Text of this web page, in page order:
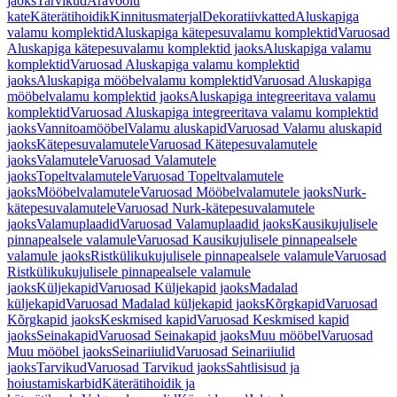
kateKäterätihoidikKinnitusmaterjalDekoratiivkattedAluskapiga
valamu komplektidAluskapiga kätepesuvalamu komplektidVaruosad
Aluskapiga kätepesuvalamu komplektid jaoksAluskapiga valamu
komplektidVaruosad Aluskapiga valamu komplektid
jaoksAluskapiga mööbelvalamu komplektidVaruosad Aluskapiga
mööbelvalamu komplektid jaoksAluskapiga integreeritava valamu
komplektidVaruosad Aluskapiga integreeritava valamu komplektid
jaoksVannitoamööbelValamu aluskapidVaruosad Valamu aluskapid
jaoksKätepesuvalamuteleVaruosad Kätepesuvalamutele
jaoksValamuteleVaruosad Valamutele
jaoksTopeltvalamuteleVaruosad Topeltvalamutele
jaoksMööbelvalamuteleVaruosad Mööbelvalamutele jaoksNurk-
kätepesuvalamuteleVaruosad Nurk-kätepesuvalamutele
jaoksValamuplaadidVaruosad Valamuplaadid jaoksKausikujulisele
pinnapealsele valamuleVaruosad Kausikujulisele pinnapealsele
valamule jaoksRistkülikukujulisele pinnapealsele valamuleVaruosad
Ristkülikukujulisele pinnapealsele valamule
jaoksKüljekapidVaruosad Küljekapid jaoksMadalad
küljekapidVaruosad Madalad küljekapid jaoksKõrgkapidVaruosad
Kõrgkapid jaoksKeskmised kapidVaruosad Keskmised kapid
jaoksSeinakapidVaruosad Seinakapid jaoksMuu mööbelVaruosad
Muu mööbel jaoksSeinariiulidVaruosad Seinariiulid
jaoksTarvikudVaruosad Tarvikud jaoksSahtlisisud ja
hoiustamiskarbidKäterätihoidik ja